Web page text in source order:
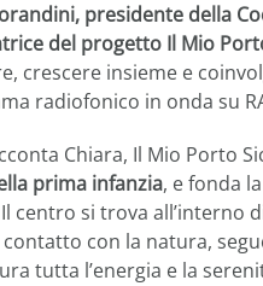
presidente della
del progetto Il Mio
crescere insieme e
radiofonico in onda su
Chiara, Il Mio Porto
prima infanzia, e fonda
centro si trova all’interno
con la natura,
tutta l’energia e la